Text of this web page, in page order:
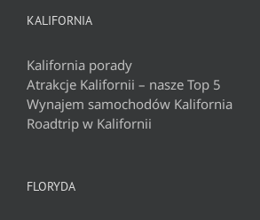
KALIFORNIA
Kalifornia porady
Atrakcje Kalifornii – nasze Top 5
Wynajem samochodów Kalifornia
Roadtrip w Kalifornii
FLORYDA